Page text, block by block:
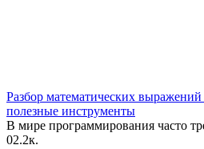
Разбор математических
полезные инструменты
В мире программирования часто
02.2к.